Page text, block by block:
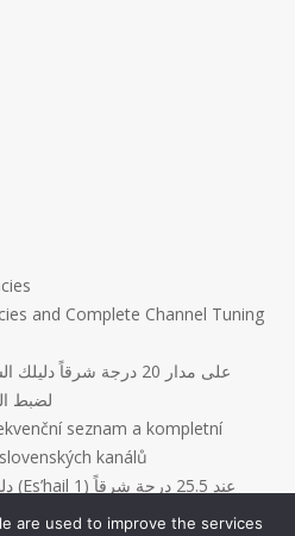
and Complete Channel Tuning
لضبط
seznam a kompletní
kanálů
دليل ضبط ترددات ساتل إس هيل 1 (Es’hail 1) عند 25.5 درجة شرقاً
are used to improve the services